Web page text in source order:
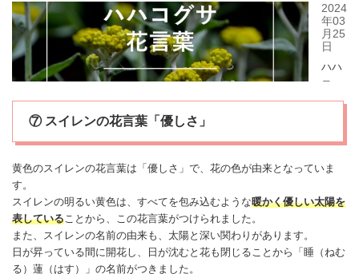
⑦ スイレンの花言葉「優しさ」
黄色のスイレンの花言葉は「優しさ」で、花の色が由来となっていま
す。
スイレンの明るい黄色は、すべてを包み込むような暖かく優しい太陽を
表していることから、この花言葉がつけられました。
また、スイレンの名前の由来も、太陽と深い関わりがあります。
日が昇っている間に開花し、日が沈むと花も閉じることから「睡（ねむ
る）蓮（はす）」の名前がつきました。